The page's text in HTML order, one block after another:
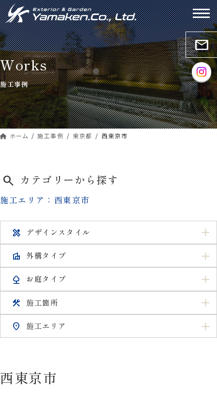
コ
ン
テ
ン
ツ
へ
ス
キ
ッ
プ
ナ
ビ
ゲ
ー
シ
ョ
ン
に
移
動
施工事例
Works
ホーム 施工事例 東京都 西東京市
search カテゴリーから探す
施工エリア：西東京市
design_services デザインスタイル
villa 外構タイプ
nature お庭タイプ
construction 施工箇所
location_on 施工エリア
西東京市
mail